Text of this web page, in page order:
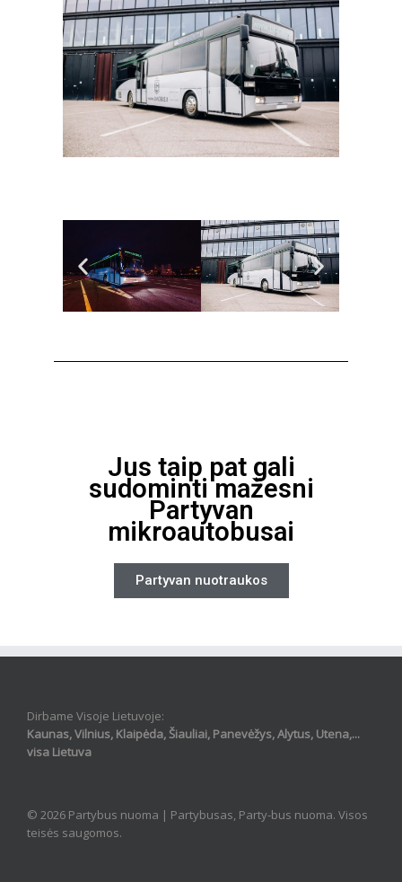
Jus taip pat gali
sudominti mažesni
Partyvan
mikroautobusai
Partyvan nuotraukos
Dirbame Visoje Lietuvoje:
Kaunas, Vilnius, Klaipėda, Šiauliai, Panevėžys, Alytus, Utena,...
visa Lietuva
© 2026 Partybus nuoma | Partybusas, Party-bus nuoma. Visos
teisės saugomos.